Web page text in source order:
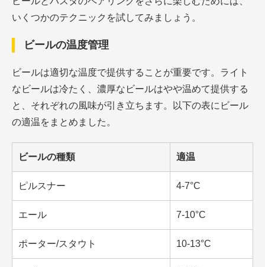
いくつかのテクニックを試してみましょう。
ビールの温度管理
ビールは適切な温度で提供することが重要です。ライト
なビールは冷たく、濃厚なビールはやや温めて提供する
と、それぞれの風味が引き立ちます。以下の表にビール
の適温をまとめました。
ビールの種類 適温
ピルスナー 4-7°C
エール 7-10°C
ポーター/スタウト 10-13°C